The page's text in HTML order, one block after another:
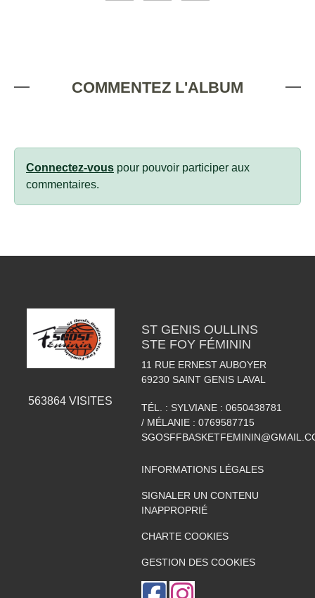
COMMENTEZ L'ALBUM
Connectez-vous pour pouvoir participer aux
commentaires.
563864 VISITES
ST GENIS OULLINS
STE FOY FÉMININ
11 RUE ERNEST AUBOYER
69230 SAINT GENIS LAVAL
TÉL. : SYLVIANE : 0650438781
/ MÉLANIE : 0769587715
INFORMATIONS LÉGALES
SIGNALER UN CONTENU
INAPPROPRIÉ
CHARTE COOKIES
GESTION DES COOKIES